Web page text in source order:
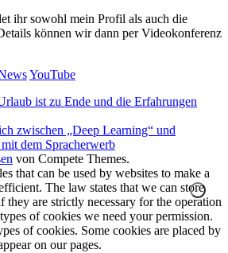
ihr sowohl mein Profil als auch die
können wir dann per Videokonferenz
YouTube
ist zu Ende und die Erfahrungen
zwischen „Deep Learning“ und
dem Spracherwerb
von Compete Themes.
that can be used by websites to make a
The law states that we can store
they are strictly necessary for the operation
of cookies we need your permission.
of cookies. Some cookies are placed by
on our pages.